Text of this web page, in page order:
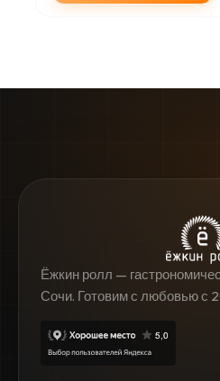
Ёжкин ролл —
Сочи. Готовим с любовью с